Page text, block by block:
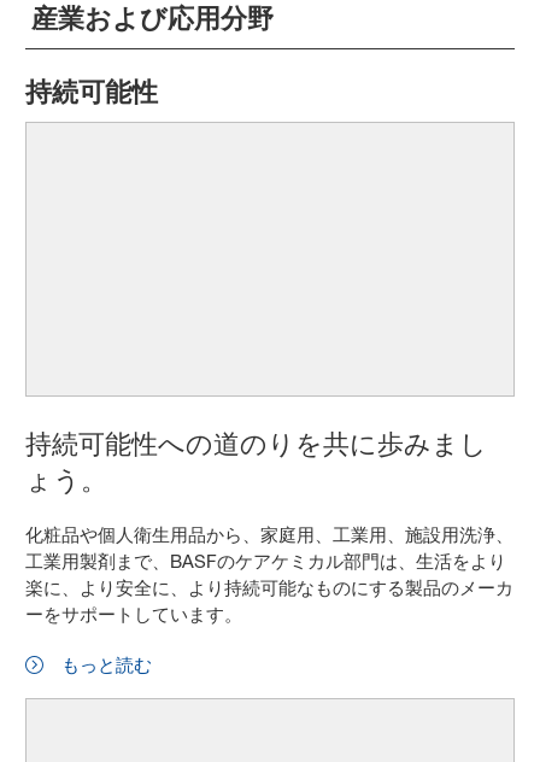
産業および応用分野
持続可能性
持続可能性への道のりを共に歩みまし
ょう。
化粧品や個人衛生用品から、家庭用、工業用、施設用洗浄、
工業用製剤まで、BASFのケアケミカル部門は、生活をより
楽に、より安全に、より持続可能なものにする製品のメーカ
ーをサポートしています。
もっと読む